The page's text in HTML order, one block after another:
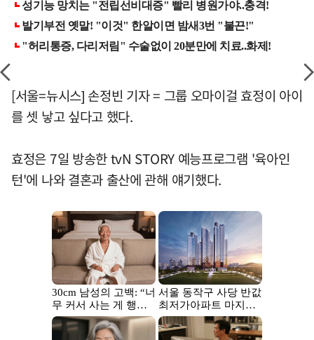
[서울=뉴시스] 손정빈 기자 = 그룹 오마이걸 효정이 아이
를 셋 낳고 싶다고 했다.
효정은 7일 방송한 tvN STORY 예능프로그램 '육아인
턴'에 나와 결혼과 출산에 관해 얘기했다.